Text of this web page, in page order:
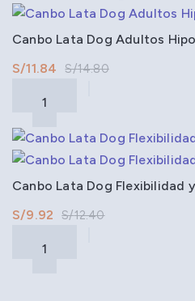
Canbo Lata Dog Adultos
S/14.80
S/11.84
Canbo Lata Dog Flexibilidad
S/12.40
S/9.92